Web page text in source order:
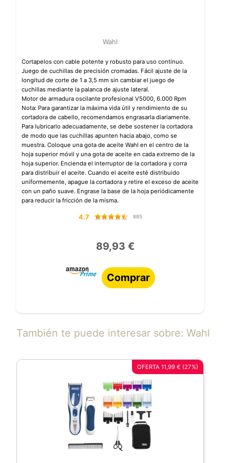
Wahl
Cortapelos con cable potente y robusto para uso continuo.
Juego de cuchillas de precisión cromadas. Fácil ajuste de la
longitud de corte de 1 a 3,5 mm sin cambiar el juego de
cuchillas mediante la palanca de ajuste lateral.
Motor de armadura oscilante profesional V5000, 6.000 Rpm
Nota: Para garantizar la máxima vida útil y rendimiento de su
cortadora de cabello, recomendamos engrasarla diariamente.
Para lubricarlo adecuadamente, se debe sostener la cortadora
de modo que las cuchillas apunten hacia abajo, como se
muestra. Coloque una gota de aceite Wahl en el centro de la
hoja superior móvil y una gota de aceite en cada extremo de la
hoja superior. Encienda el interruptor de la cortadora y corra
para distribuir el aceite. Cuando el aceite esté distribuido
uniformemente, apague la cortadora y retire el exceso de aceite
con un paño suave. Engrase la base de la hoja periódicamente
para reducir la fricción de la misma.
4.7 885
89,93 €
Comprar
También te puede interesar sobre: Wahl
OFERTA 11,99 € (27%)